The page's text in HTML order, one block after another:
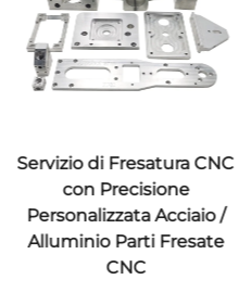
Servizio di Fresatura CNC
con Precisione
Personalizzata Acciaio /
Alluminio Parti Fresate
CNC